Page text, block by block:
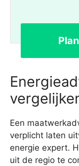
Een
verplicht laten
energie expert.
uit de regio te